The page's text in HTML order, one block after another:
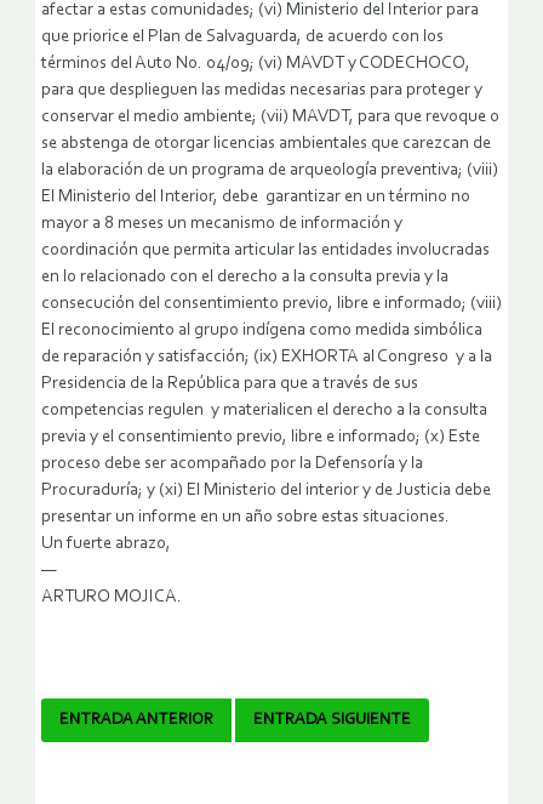
afectar a estas comunidades; (vi) Ministerio del Interior para
que priorice el Plan de Salvaguarda, de acuerdo con los
términos del Auto No. 04/09; (vi) MAVDT y CODECHOCO,
para que desplieguen las medidas necesarias para proteger y
conservar el medio ambiente; (vii) MAVDT, para que revoque o
se abstenga de otorgar licencias ambientales que carezcan de
la elaboración de un programa de arqueología preventiva; (viii)
El Ministerio del Interior, debe garantizar en un término no
mayor a 8 meses un mecanismo de información y
coordinación que permita articular las entidades involucradas
en lo relacionado con el derecho a la consulta previa y la
consecución del consentimiento previo, libre e informado; (viii)
El reconocimiento al grupo indígena como medida simbólica
de reparación y satisfacción; (ix) EXHORTA al Congreso y a la
Presidencia de la República para que a través de sus
competencias regulen y materialicen el derecho a la consulta
previa y el consentimiento previo, libre e informado; (x) Este
proceso debe ser acompañado por la Defensoría y la
Procuraduría; y (xi) El Ministerio del interior y de Justicia debe
presentar un informe en un año sobre estas situaciones.
Un fuerte abrazo,
—
ARTURO MOJICA.
Navegador
ENTRADA ANTERIOR ENTRADA SIGUIENTE